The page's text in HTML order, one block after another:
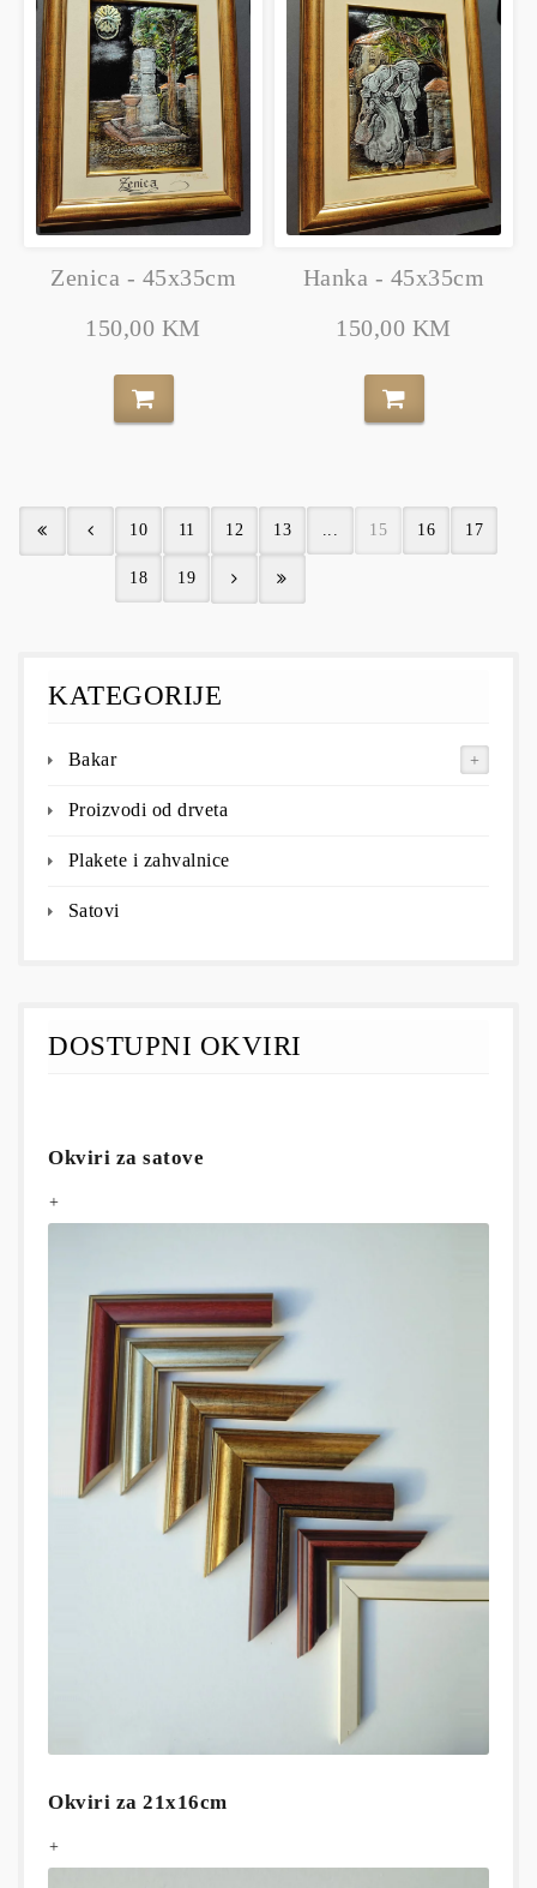
Zenica - 45x35cm
150,00 KM
Hanka - 45x35cm
150,00 KM
10 11 12 13 ... 15 16 17
18 19
KATEGORIJE
Bakar
Proizvodi od drveta
Plakete i zahvalnice
Satovi
DOSTUPNI OKVIRI
Okviri za satove
+
Okviri za 21x16cm
+